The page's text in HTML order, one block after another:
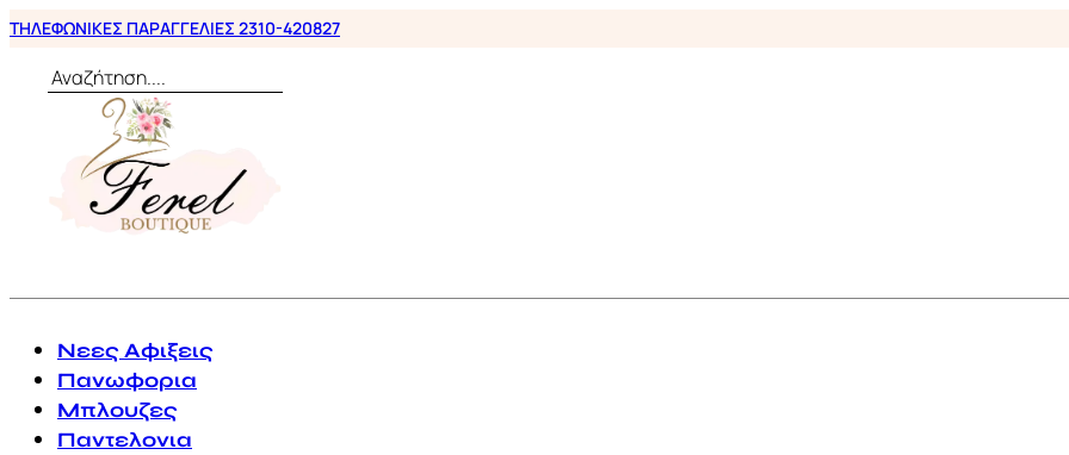
ΤΗΛΕΦΩΝΙΚΕΣ ΠΑΡΑΓΓΕΛΙΕΣ 2310-420827
Αναζήτηση
Νεες Αφιξεις
Πανωφορια
Μπλουζες
Παντελονια